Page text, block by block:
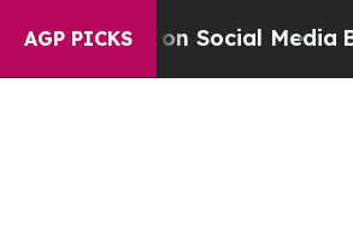
AGP PICKS
on Social MediaBig Food vs.